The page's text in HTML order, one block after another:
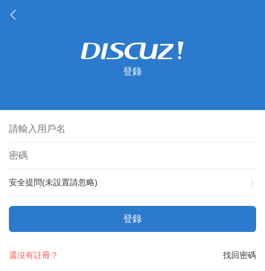
登錄
安全提問(未設置請忽略)
登錄
找回密碼
還沒有註冊？